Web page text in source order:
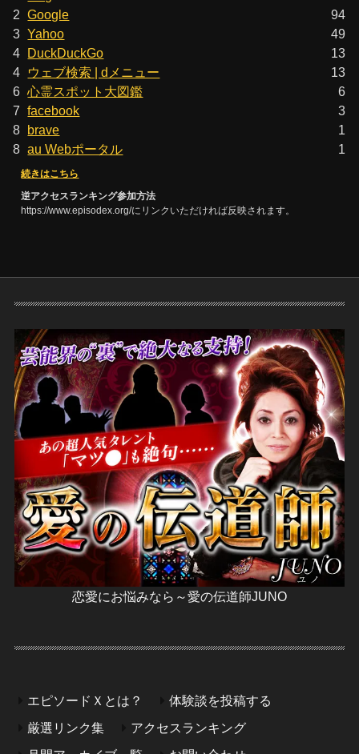
2 Google
94
3 Yahoo
49
4 DuckDuckGo
13
4
ウェブ検索 | dメニュー
13
6 心霊スポット大図鑑
6
7 facebook
3
8 brave
1
8 au Webポータル 1
続きはこちら
逆アクセスランキング参加方法
https://www.episodex.org/にリンクいただければ反映されます。
恋愛にお悩みなら～愛の伝道師JUNO
エピソードＸとは？
体験談を投稿する
厳選リンク集
アクセスランキング